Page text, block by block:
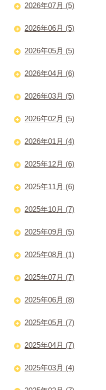
2026年07月 (5)
2026年06月 (5)
2026年05月 (5)
2026年04月 (6)
2026年03月 (5)
2026年02月 (5)
2026年01月 (4)
2025年12月 (6)
2025年11月 (6)
2025年10月 (7)
2025年09月 (5)
2025年08月 (1)
2025年07月 (7)
2025年06月 (8)
2025年05月 (7)
2025年04月 (7)
2025年03月 (4)